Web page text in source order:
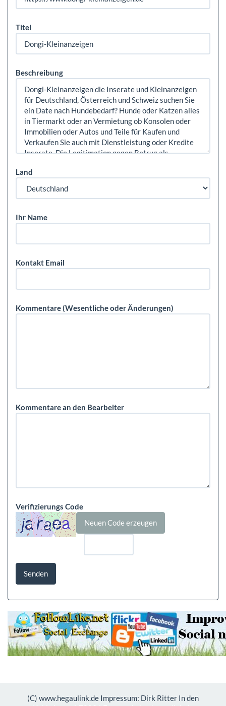
Titel
Beschreibung
Land
Ihr Name
Kontakt Email
Kommentare (Wesentliche oder Änderungen)
Kommentare an den Bearbeiter
Verifizierungs Code
(C) www.hegaulink.de Impressum: Dirk Ritter In den